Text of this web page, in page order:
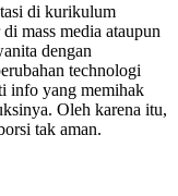
di kurikulum
mass media ataupun
dengan
technologi
info yang memihak
Oleh karena itu,
tak aman.